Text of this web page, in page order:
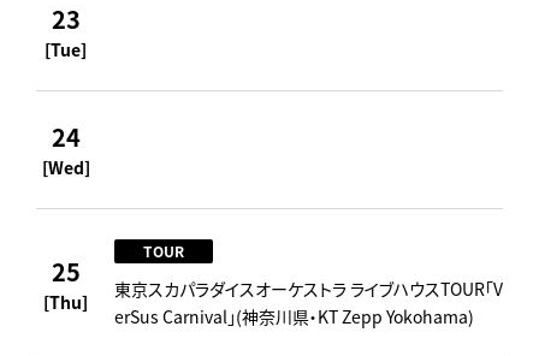
23
[Tue]
24
[Wed]
25
[Thu]
TOUR
東京スカパラダイスオーケストラ ライブハウスTOUR「V
erSus Carnival」(神奈川県・KT Zepp Yokohama)